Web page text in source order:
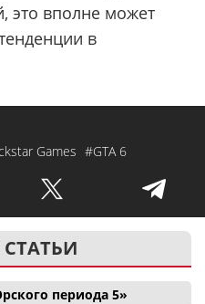
это вполне может
в
Games #GTA 6
периода 5»